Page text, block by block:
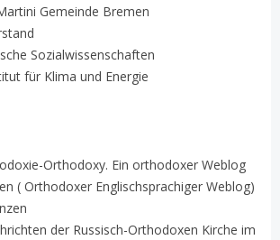
Gemeinde Bremen
Sozialwissenschaften
für Klima und Energie
Orthodoxy. Ein orthodoxer Weblog
( Orthodoxer Englischsprachiger Weblog)
der Russisch-Orthodoxen Kirche im